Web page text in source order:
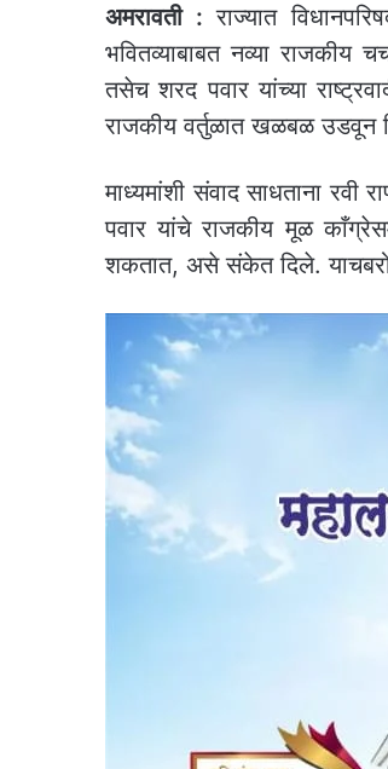
अमरावती : राज्यात
भवितव्याबाबत नव्या राजकीय
तसेच शरद पवार यांच्या
राजकीय वर्तुळात खळबळ उडवून
माध्यमांशी संवाद साधताना रवी
पवार यांचे राजकीय मूळ
शकतात, असे संकेत दिले.